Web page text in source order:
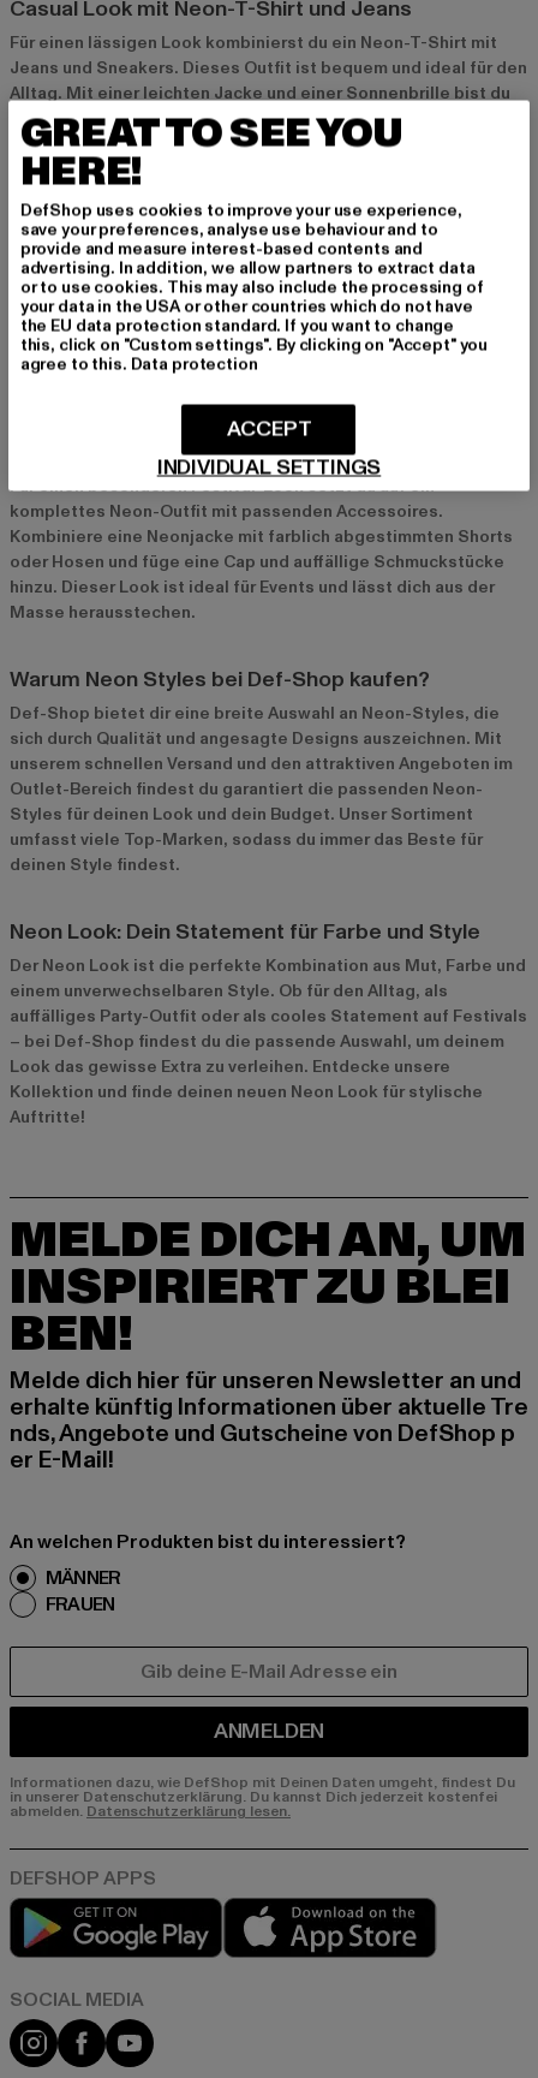
Casual Look mit Neon-T-Shirt und Jeans
Für einen lässigen Look kombinierst du ein Neon-T-Shirt mit
Jeans und Sneakers. Dieses Outfit ist bequem und ideal für den
Alltag. Mit einer leichten Jacke und einer Sonnenbrille bist du
perfekt gestylt und bringst eine frische Note in deinen Look.
Sportlicher Style mit Neon-Hoodie und
Jogginghose
Ein sportlicher Look gelingt dir mit einem Neon-Hoodie und
einer Jogginghose. Dieser Style ist ideal für aktive Tage oder
entspannte Stunden und zeigt deinen individuellen
Geschmack. Mit einer Cap und passenden Sneakers bringst du
den Neon Look perfekt zur Geltung.
Festival-Look mit komplettem Neon-Outfit und
Für einen besonderen Festival-Look setzt du auf ein
komplettes Neon-Outfit mit passenden Accessoires.
Kombiniere eine Neonjacke mit farblich abgestimmten Shorts
oder Hosen und füge eine Cap und auffällige Schmuckstücke
hinzu. Dieser Look ist ideal für Events und lässt dich aus der
Masse herausstechen.
Warum Neon Styles bei Def-Shop kaufen?
Def-Shop bietet dir eine breite Auswahl an Neon-Styles, die
sich durch Qualität und angesagte Designs auszeichnen. Mit
unserem schnellen Versand und den attraktiven Angeboten im
Outlet-Bereich findest du garantiert die passenden Neon-
Styles für deinen Look und dein Budget. Unser Sortiment
umfasst viele Top-Marken, sodass du immer das Beste für
deinen Style findest.
Neon Look: Dein Statement für Farbe und Style
Der Neon Look ist die perfekte Kombination aus Mut, Farbe und
einem unverwechselbaren Style. Ob für den Alltag, als
auffälliges Party-Outfit oder als cooles Statement auf Festivals
– bei Def-Shop findest du die passende Auswahl, um deinem
Look das gewisse Extra zu verleihen. Entdecke unsere
Kollektion und finde deinen neuen Neon Look für stylische
Auftritte!
MELDE DICH AN, UM
INSPIRIERT ZU BLEI
BEN!
Melde dich hier für unseren Newsletter an und
erhalte künftig Informationen über aktuelle Tre
nds, Angebote und Gutscheine von DefShop p
er E-Mail!
An welchen Produkten bist du interessiert?
MÄNNER
FRAUEN
ANMELDEN
Informationen dazu, wie DefShop mit Deinen Daten umgeht, findest Du
in unserer Datenschutzerklärung. Du kannst Dich jederzeit kostenfei
abmelden.Datenschutzerklärung lesen.
Play market
Instagram
FacebookYouTube
GREAT TO SEE YOU
HERE!
DefShop uses cookies to improve your use experience,
save your preferences, analyse use behaviour and to
provide and measure interest-based contents and
advertising. In addition, we allow partners to extract data
or to use cookies. This may also include the processing of
your data in the USA or other countries which do not have
the EU data protection standard. If you want to change
this, click on "Custom settings". By clicking on "Accept" you
agree to this. Data protection
INDIVIDUAL SETTINGS
ACCEPT